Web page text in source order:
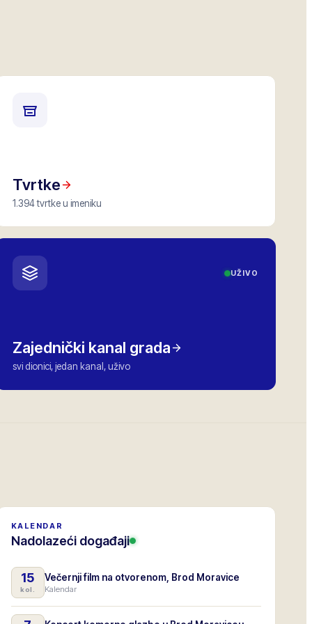
Tvrtke
1.394 tvrtke u imeniku
UŽIVO
Zajednički kanal grada
svi dionici, jedan kanal, uživo
KALENDAR
Nadolazeći događaji
15
kol.
Večernji film na otvorenom, Brod Moravice
Kalendar